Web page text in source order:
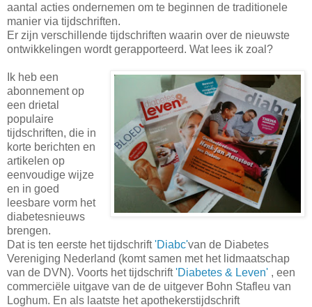
aantal acties ondernemen om te beginnen de traditionele
manier via tijdschriften.
Er zijn verschillende tijdschriften waarin over de nieuwste
ontwikkelingen wordt gerapporteerd. Wat lees ik zoal?
Ik heb een
abonnement op
een drietal
populaire
tijdschriften, die in
korte berichten en
artikelen op
eenvoudige wijze
en in goed
leesbare vorm het
diabetesnieuws
brengen.
Dat is ten eerste het tijdschrift'Diabc'van de Diabetes
Vereniging Nederland (komt samen met het lidmaatschap
van de DVN). Voorts het tijdschrift'Diabetes & Leven' , een
commerciële uitgave van de de uitgever Bohn Stafleu van
Loghum. En als laatste het apothekerstijdschrift